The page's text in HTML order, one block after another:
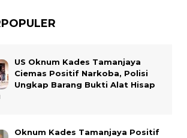
US Oknum Kades Tamanjaya
Ciemas Positif Narkoba, Polisi
Ungkap Barang Bukti Alat Hisap
Oknum Kades Tamanjaya Positif